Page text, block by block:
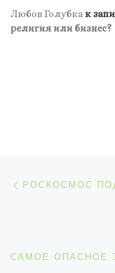
Любов Голубкак
религия или бизнес?